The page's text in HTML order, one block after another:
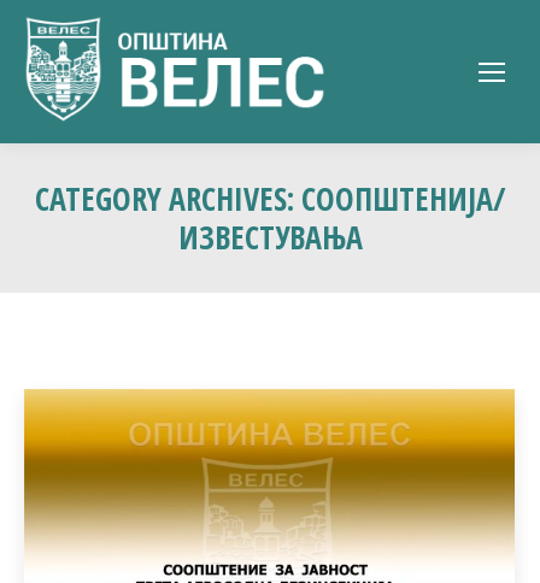
CATEGORY ARCHIVES: СООПШТЕНИЈА/
ИЗВЕСТУВАЊА